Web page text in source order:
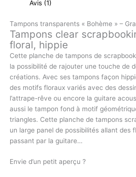
Avis (1)
Tampons transparents « Bohème » –
Tampons clear
floral, hippie
Cette planche de tampons de
la possibilité de rajouter une touche de
créations. Avec ses tampons façon
des motifs floraux variés avec des
l’attrape-rêve ou encore la guitare
aussi le tampon fond à motif
triangles. Cette planche de tampons
un large panel de possibilités allant des
passant par la guitare…
Envie d’un petit aperçu ?